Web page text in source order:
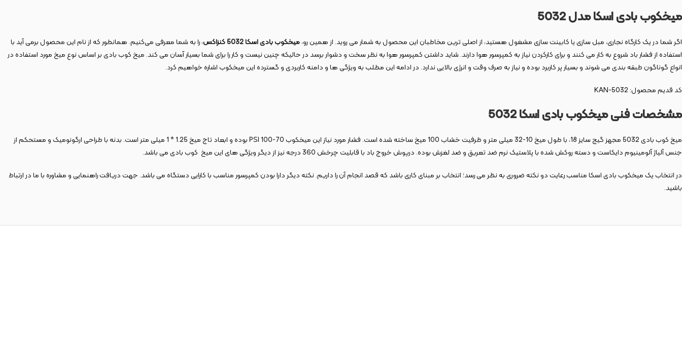
میخکوب بادی اسکا مدل 5032
اگر شما در یک کارگاه نجاری، مبل سازی یا کابینت سازی مشغول هستید، از اصلی ترین مخاطبان این محصول به شمار می روید. از همین رو،میخکوب بادی اسکا 5032 کنزاکس
، را به شما معرفی می‌کنیم. همانطور که از نام این محصول برمی آید با
استفاده از فشار باد شروع به کار می کنند و برای کارکردن نیاز به کمپرسور هوا دارند. شاید داشتن کمپرسور هوا به نظر سخت و دشوار برسد در حالیکه چنین نیست و کار را برای شما بسیار آسان می کند. میخ کوب بادی بر اساس نوع میخ مورد استفاده در
انواع گوناگون طبقه بندی می شوند و بسیار پر کاربرد بوده و نیاز به صرف وقت و انرژی بالایی ندارد. در ادامه این مطلب به ویژگی ها و دامنه کاربردی و گسترده این میخکوب‌ اشاره خواهیم کرد.
کد قدیم محصول: KAN-5032
مشخصات فنی میخکوب بادی اسکا 5032
میخ کوب بادی 5032 مجهز گیج سایز 18، با طول میخ 10-32 میلی متر و ظرفیت خشاب 100 میخ ساخته شده است. فشار مورد نیاز این میخکوب 70-100 PSI بوده و ابعاد تاج میخ 1.25 * 1 میلی متر است. بدنه با طراحی ارگونومیک و مستحکم از
جنس آلیاژ آلومینیوم دایکاست و دسته روکش شده با پلاستیک نرم ضد تعریق و ضد لغزش بوده. درپوش خروج باد با قابلیت چرخش 360 درجه نیز از دیگر ویژگی های این میخ کوب بادی می باشد.
در انتخاب یک میخکوب بادی اسکا مناسب رعایت دو نکته ضروری به نظر می ‌رسد؛ انتخاب بر مبنای کاری باشد که قصد انجام آن را داریم. نکته دیگر دارا بودن کمپرسور مناسب با کارایی دستگاه می باشد. جهت دریافت راهنمایی و مشاوره با ما در ارتباط
باشید.